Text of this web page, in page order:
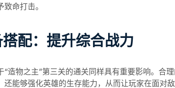
命打击。
配：提升综合战力
“造物之主”第三关的通关同样具有重要影响。合
还能够强化英雄的生存能力，从而让玩家在面对